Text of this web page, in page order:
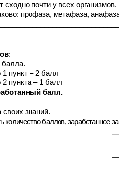
сходно почти у всех
профаза, метафаза,
:
балла.
1 пункт – 2 балл
2 пункта – 1 балл
балл.
своих знаний.
количество баллов, заработанное за